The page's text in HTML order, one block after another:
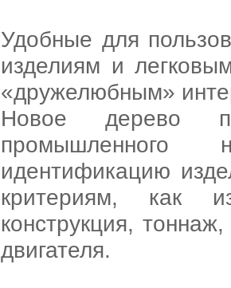
Удобные для
изделиям и
«дружелюбным»
Новое дерево
промышленного
идентификацию
критериям, как
конструкция,
двигателя.